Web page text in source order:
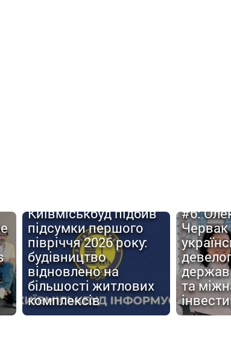
Київміськбуд підбив
підсумки першого
півріччя 2026 року:
будівництво
відновлено на
більшості житлових
комплексів
#6:
та